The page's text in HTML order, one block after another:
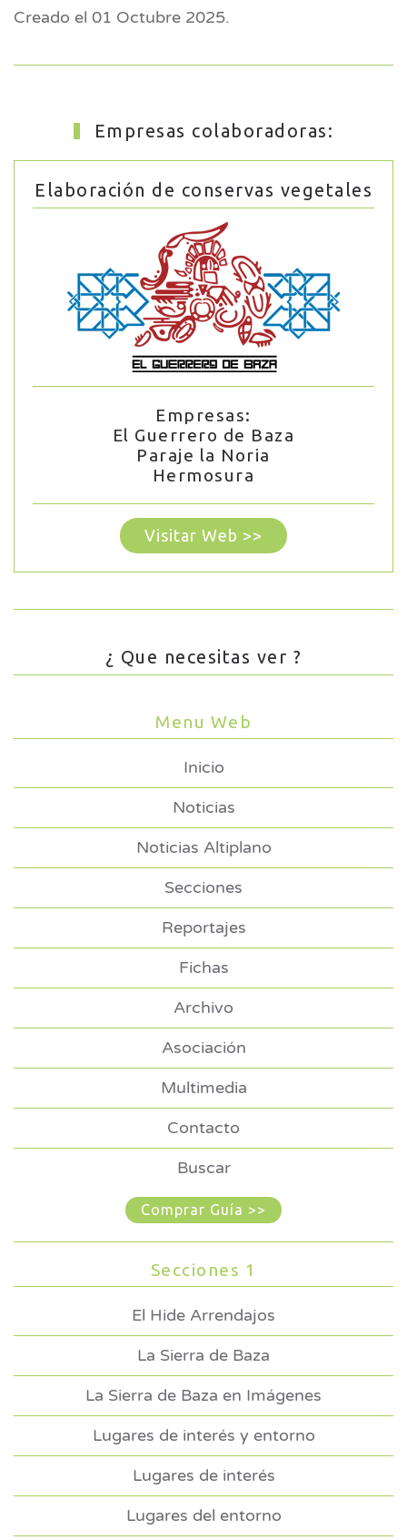
Creado el 01 Octubre 2025.
Empresas colaboradoras:
Elaboración de conservas vegetales
Empresas:
El Guerrero de Baza
Paraje la Noria
Hermosura
Visitar Web >>
¿ Que necesitas ver ?
Menu Web
Inicio
Noticias
Noticias Altiplano
Secciones
Reportajes
Fichas
Archivo
Asociación
Multimedia
Contacto
Buscar
Comprar Guía >>
Secciones 1
El Hide Arrendajos
La Sierra de Baza
La Sierra de Baza en Imágenes
Lugares de interés y entorno
Lugares de interés
Lugares del entorno